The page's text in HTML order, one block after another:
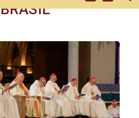
BRASIL